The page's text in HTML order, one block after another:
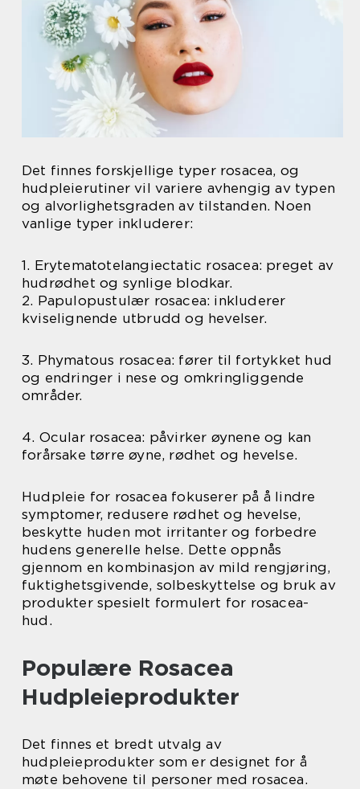
Det finnes forskjellige typer rosacea, og
hudpleierutiner vil variere avhengig av typen
og alvorlighetsgraden av tilstanden. Noen
vanlige typer inkluderer:
1. Erytematotelangiectatic rosacea: preget av
hudrødhet og synlige blodkar.
2. Papulopustulær rosacea: inkluderer
kviselignende utbrudd og hevelser.
3. Phymatous rosacea: fører til fortykket hud
og endringer i nese og omkringliggende
områder.
4. Ocular rosacea: påvirker øynene og kan
forårsake tørre øyne, rødhet og hevelse.
Hudpleie for rosacea fokuserer på å lindre
symptomer, redusere rødhet og hevelse,
beskytte huden mot irritanter og forbedre
hudens generelle helse. Dette oppnås
gjennom en kombinasjon av mild rengjøring,
fuktighetsgivende, solbeskyttelse og bruk av
produkter spesielt formulert for rosacea-
hud.
Populære Rosacea
Hudpleieprodukter
Det finnes et bredt utvalg av
hudpleieprodukter som er designet for å
møte behovene til personer med rosacea.